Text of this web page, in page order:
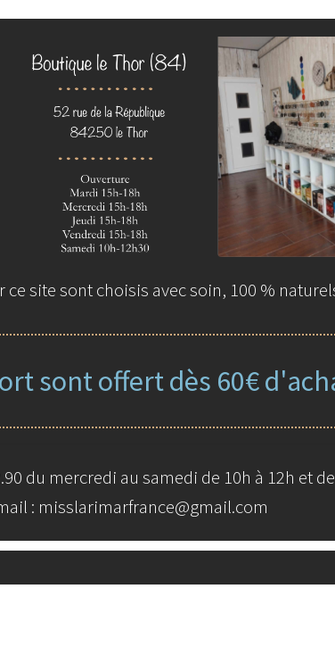
site sont choisis avec soin, 100 %
sont offert dès 60€
du mercredi au samedi de 10h à 12h et
: misslarimarfrance@gmail.com
© La boutique de